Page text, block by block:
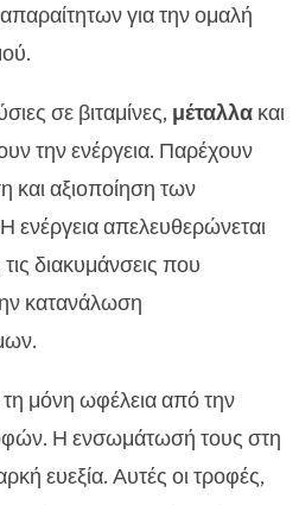
για την ομαλή
σε βιταμίνες, μέταλλακαι
την ενέργεια. Παρέχουν
και αξιοποίηση των
ενέργεια απελευθερώνεται
διακυμάνσεις που
κατανάλωση
τη μόνη ωφέλεια από την
Η ενσωμάτωσή τους στη
ευεξία. Αυτές οι τροφές,